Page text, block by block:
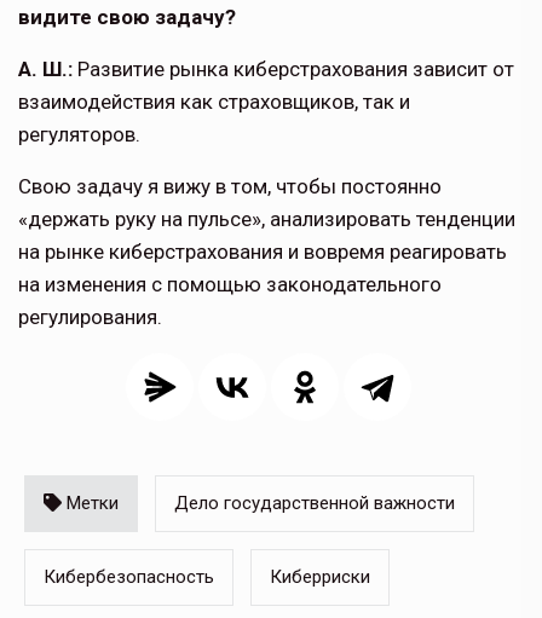
видите свою задачу?
А. Ш.: Развитие рынка киберстрахования зависит от
взаимодействия как страховщи­ков, так и
регуляторов.
Свою задачу я вижу в том, чтобы по­стоянно
«держать руку на пульсе», ана­лизировать тенденции
на рынке кибер­страхования и вовремя реагировать
на изменения с помощью законодательно­го
регулирования.
Метки Дело государственной важности
Кибербезопасность Киберриски